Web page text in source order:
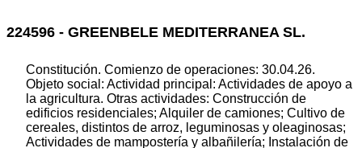
224596 - GREENBELE MEDITERRANEA SL.
Constitución. Comienzo de operaciones: 30.04.26.
Objeto social: Actividad principal: Actividades de apoyo a
la agricultura. Otras actividades: Construcción de
edificios residenciales; Alquiler de camiones; Cultivo de
cereales, distintos de arroz, leguminosas y oleaginosas;
Actividades de mampostería y albañilería; Instalación de